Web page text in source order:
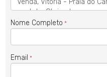
Nome Completo
Email